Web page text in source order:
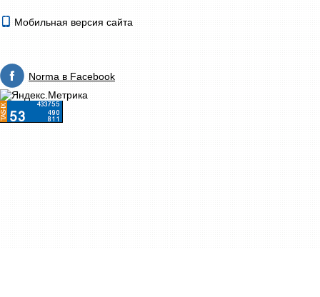
Мобильная версия сайта
Norma в Facebook